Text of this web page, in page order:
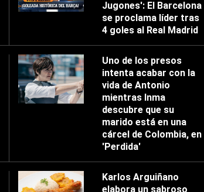
Jugones': El Barcelona
se proclama líder tras
4 goles al Real Madrid
Uno de los presos
intenta acabar con la
vida de Antonio
mientras Inma
descubre que su
marido está en una
cárcel de Colombia, en
'Perdida'
Karlos Arguiñano
elabora un sabroso